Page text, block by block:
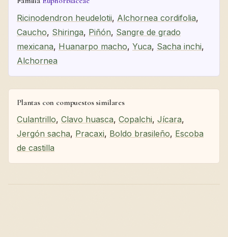
Ricinodendron heudelotii, Alchornea cordifolia,
Caucho, Shiringa, Piñón, Sangre de grado
mexicana, Huanarpo macho, Yuca, Sacha inchi,
Alchornea
Plantas con compuestos similares
Culantrillo, Clavo huasca, Copalchi, Jícara,
Jergón sacha, Pracaxi, Boldo brasileño, Escoba
de castilla